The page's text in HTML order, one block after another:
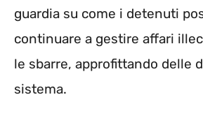
guardia su come i detenuti
continuare a gestire affari
le sbarre, approfittando delle
sistema.